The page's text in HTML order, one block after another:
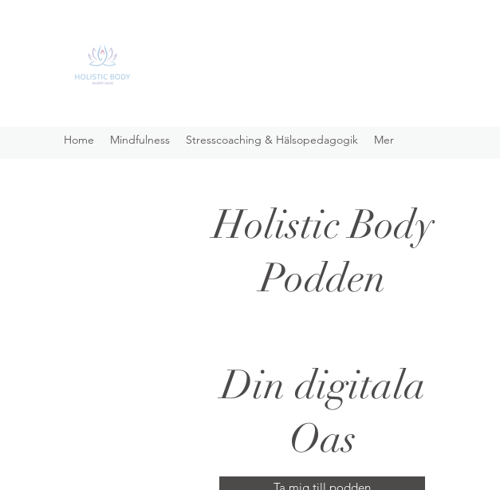
Home Mindfulness Stresscoaching & Hälsopedagogik Mer
Holistic Body
Podden
Din digitala
Oas
Ta mig till podden